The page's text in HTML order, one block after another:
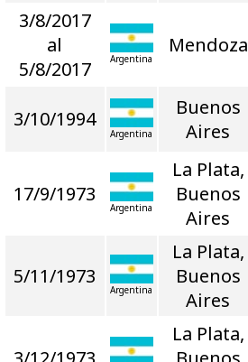
3/8/2017
al
5/8/2017
Argentina
Mendoza
3/10/1994
Argentina
Buenos
Aires
17/9/1973
Argentina
La Plata,
Buenos
Aires
5/11/1973
Argentina
La Plata,
Buenos
Aires
La Plata,